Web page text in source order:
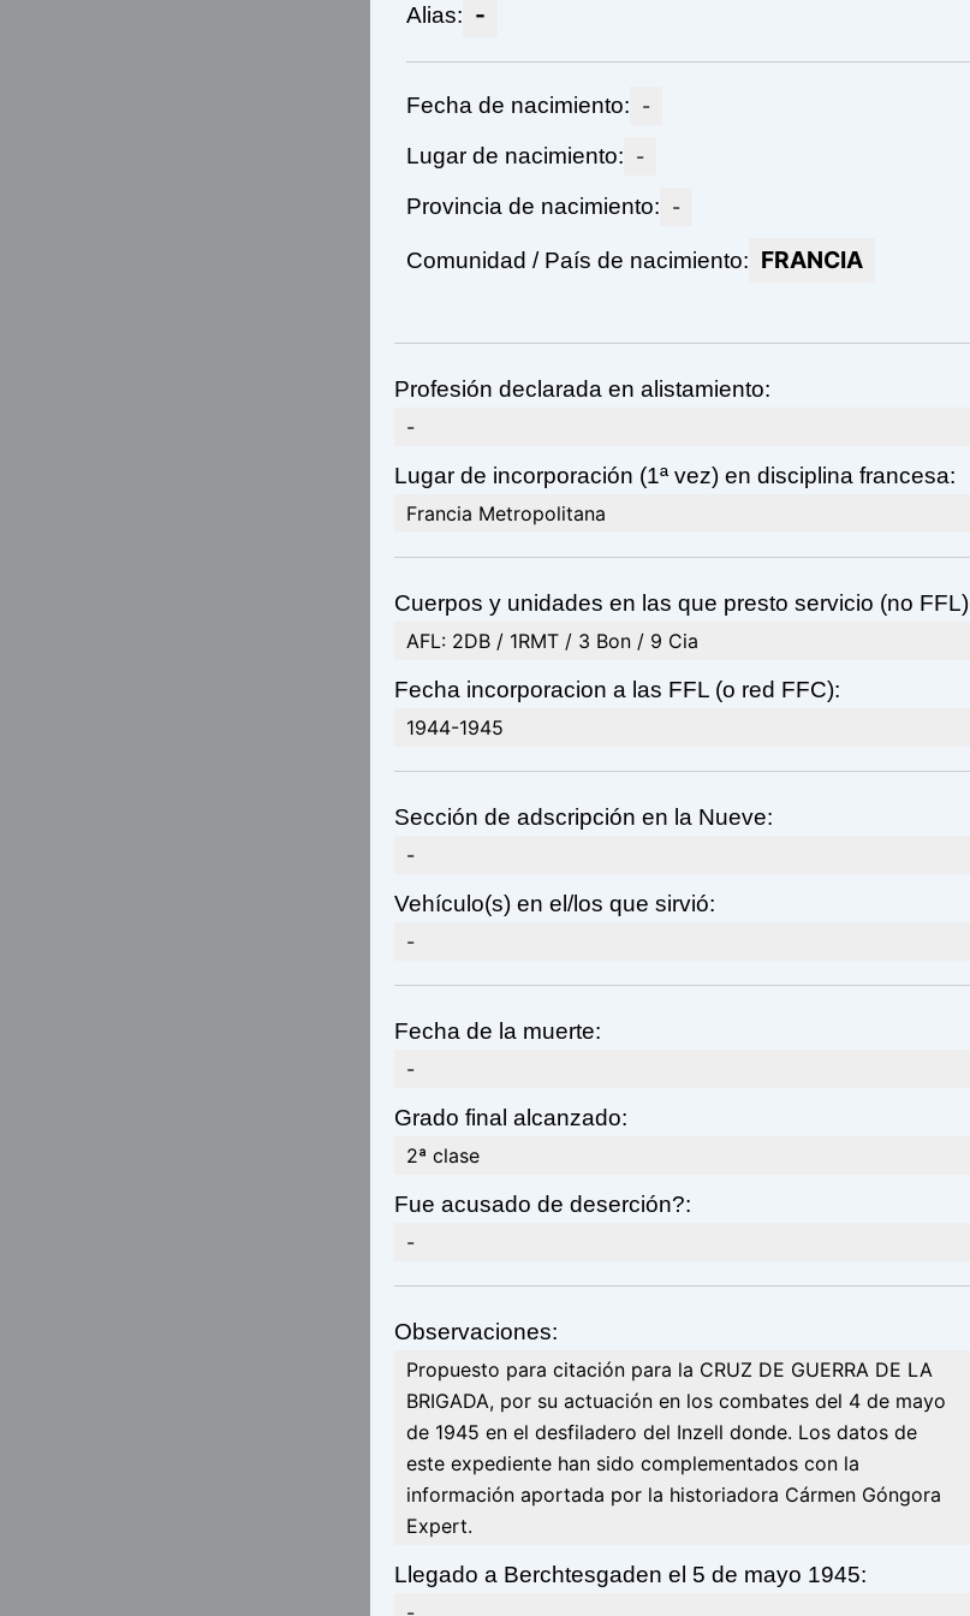
Alias: -
Fecha de nacimiento: -
Lugar de nacimiento: -
Provincia de nacimiento: -
Comunidad / País de nacimiento: FRANCIA
Profesión declarada en alistamiento:
-
Lugar de incorporación (1ª vez) en disciplina francesa:
Francia Metropolitana
Cuerpos y unidades en las que presto servicio (no FFL)
AFL: 2DB / 1RMT / 3 Bon / 9 Cia
Fecha incorporacion a las FFL (o red FFC):
1944-1945
Sección de adscripción en la Nueve:
-
Vehículo(s) en el/los que sirvió:
-
Fecha de la muerte:
-
Grado final alcanzado:
2ª clase
Fue acusado de deserción?:
-
Observaciones:
Propuesto para citación para la CRUZ DE GUERRA DE LA
BRIGADA, por su actuación en los combates del 4 de mayo
de 1945 en el desfiladero del Inzell donde. Los datos de
este expediente han sido complementados con la
información aportada por la historiadora Cármen Góngora
Expert.
Llegado a Berchtesgaden el 5 de mayo 1945: